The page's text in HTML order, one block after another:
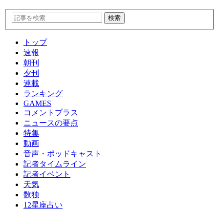
トップ
速報
朝刊
夕刊
連載
ランキング
GAMES
コメントプラス
ニュースの要点
特集
動画
音声・ポッドキャスト
記者タイムライン
記者イベント
天気
数独
12星座占い